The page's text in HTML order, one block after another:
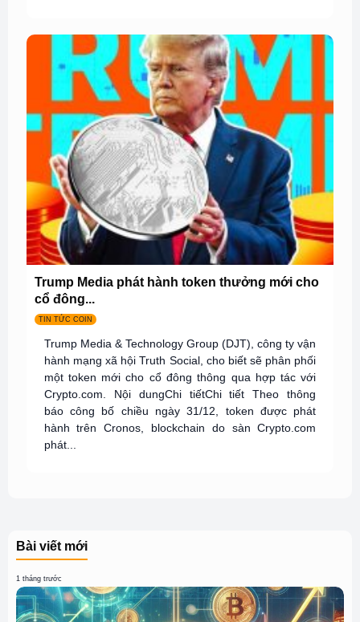
Trump Media phát hành token thưởng mới cho
cổ đông...
TIN TỨC COIN
Trump Media & Technology Group (DJT), công ty vận
hành mạng xã hội Truth Social, cho biết sẽ phân phối
một token mới cho cổ đông thông qua hợp tác với
Crypto.com. Nội dungChi tiếtChi tiết Theo thông
báo công bố chiều ngày 31/12, token được phát
hành trên Cronos, blockchain do sàn Crypto.com
phát...
Bài viết mới
1 tháng trước